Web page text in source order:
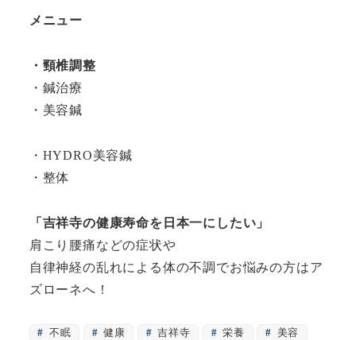
メニュー
・頸椎調整
・鍼治療
・美容鍼
・HYDRO美容鍼
・整体
「吉祥寺の健康寿命を日本一にしたい」
肩こり腰痛などの症状や
自律神経の乱れによる体の不調でお悩みの方はア
ズローネへ！
不眠 健康 吉祥寺 栄養
美容